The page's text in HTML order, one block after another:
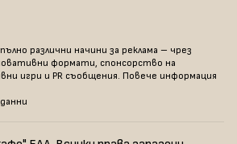
различни начини за реклама – чрез
формати, спонсорство на
игри и PR съобщения. Повече информация